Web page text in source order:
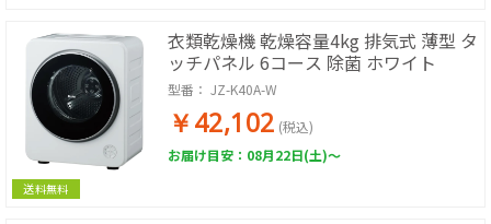
送料無料
衣類乾燥機 乾燥容量4kg 排気式 薄型 タ
ッチパネル 6コース 除菌 ホワイト
型番： JZ-K40A-W
￥42,102 (税込)
お届け目安：08月22日(土)～